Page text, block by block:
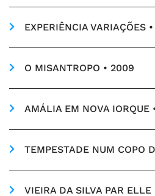
EXPERIÊNCIA VARIAÇÕES
O MISANTROPO • 2009
AMÁLIA EM NOVA IORQUE
TEMPESTADE NUM COPO
VIEIRA DA SILVA PAR